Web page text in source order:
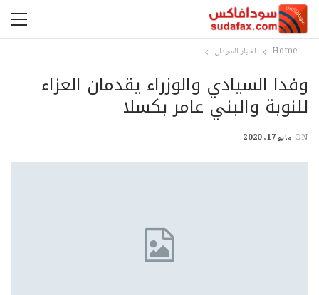
Home اخبار السودان
وفدا السيادي والوزراء يقدمان العزاء
للنوبة والبني عامر بكسلا
ON مايو 17, 2020